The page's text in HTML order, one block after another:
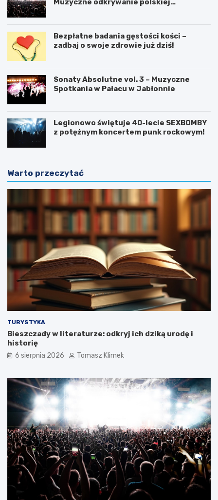
Bezpłatne badania gęstości kości –
zadbaj o swoje zdrowie już dziś!
Sonaty Absolutne vol. 3 – Muzyczne
Spotkania w Pałacu w Jabłonnie
Legionowo świętuje 40-lecie SEXBOMBY
z potężnym koncertem punk rockowym!
Warto przeczytać
TURYSTYKA
Bieszczady w literaturze: odkryj ich dziką urodę i
historię
6 sierpnia 2026 Tomasz Klimek